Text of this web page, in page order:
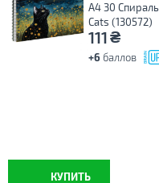
А4 30 Спираль
Cats (130572)
111₴
+6 баллов
КУПИТЬ